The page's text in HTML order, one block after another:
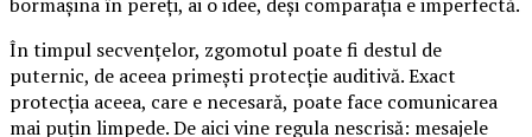
În timpul secvențelor, zgomotul poate fi destul de
puternic, de aceea primești protecție auditivă. Exact
protecția aceea, care e necesară, poate face comunicarea
mai puțin limpede. De aici vine regula nescrisă: mesajele